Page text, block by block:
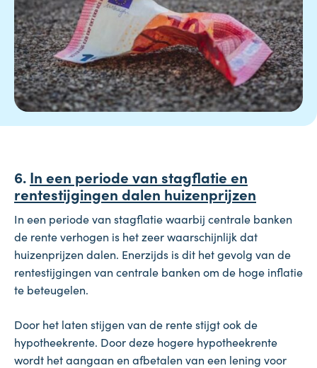
6. In een periode van stagflatie en
rentestijgingen dalen huizenprijzen
In een periode van stagflatie waarbij centrale banken
de rente verhogen is het zeer waarschijnlijk dat
huizenprijzen dalen. Enerzijds is dit het gevolg van de
rentestijgingen van centrale banken om de hoge inflatie
te beteugelen.
Door het laten stijgen van de rente stijgt ook de
hypotheekrente. Door deze hogere hypotheekrente
wordt het aangaan en afbetalen van een lening voor